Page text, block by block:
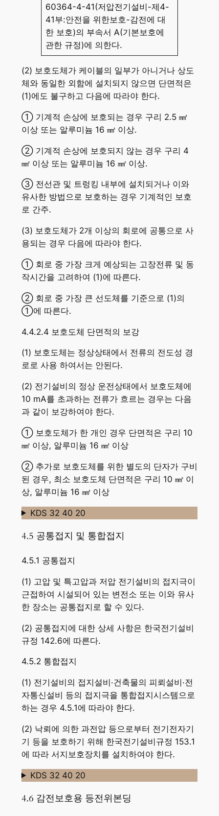
60364-4-41(저압전기설비-제4-
41부:안전을 위한보호-감전에 대
한 보호)의 부속서 A(기본보호에
관한 규정)에 의한다.
(2) 보호도체가 케이블의 일부가 아니거나 상도
체와 동일한 외함에 설치되지 않으면 단면적은
(1)에도 불구하고 다음에 따라야 한다.
① 기계적 손상에 보호되는 경우 구리 2.5 ㎟
이상 또는 알루미늄 16 ㎟ 이상.
② 기계적 손상에 보호되지 않는 경우 구리 4
㎟ 이상 또는 알루미늄 16 ㎟ 이상.
③ 전선관 및 트렁킹 내부에 설치되거나 이와
유사한 방법으로 보호하는 경우 기계적인 보호
로 간주.
(3) 보호도체가 2개 이상의 회로에 공통으로 사
용되는 경우 다음에 따라야 한다.
① 회로 중 가장 크게 예상되는 고장전류 및 동
작시간을 고려하여 (1)에 따른다.
② 회로 중 가장 큰 선도체를 기준으로 (1)의
①에 따른다.
4.4.2.4 보호도체 단면적의 보강
(1) 보호도체는 정상상태에서 전류의 전도성 경
로로 사용 하여서는 안된다.
(2) 전기설비의 정상 운전상태에서 보호도체에
10 mA를 초과하는 전류가 흐르는 경우는 다음
과 같이 보강하여야 한다.
① 보호도체가 한 개인 경우 단면적은 구리 10
㎟ 이상, 알루미늄 16 ㎟ 이상
② 추가로 보호도체를 위한 별도의 단자가 구비
된 경우, 최소 보호도체 단면적은 구리 10 ㎟ 이
상, 알루미늄 16 ㎟ 이상
KDS 32 40 20
4.5 공통접지 및 통합접지
4.5.1 공통접지
(1) 고압 및 특고압과 저압 전기설비의 접지극이
근접하여 시설되어 있는 변전소 또는 이와 유사
한 장소는 공통접지로 할 수 있다.
(2) 공통접지에 대한 상세 사항은 한국전기설비
규정 142.6에 따른다.
4.5.2 통합접지
(1) 전기설비의 접지설비·건축물의 피뢰설비·전
자통신설비 등의 접지극을 통합접지시스템으로
하는 경우 4.5.1에 따라야 한다.
(2) 낙뢰에 의한 과전압 등으로부터 전기전자기
기 등을 보호하기 위해 한국전기설비규정 153.1
에 따라 서지보호장치를 설치하여야 한다.
KDS 32 40 20
4.6 감전보호용 등전위본딩